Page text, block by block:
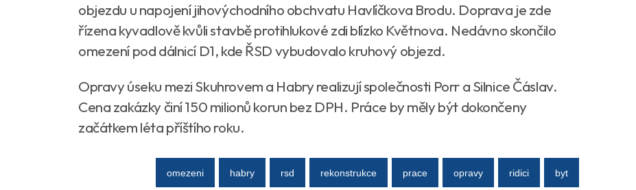
objezdu u napojení jihovýchodního obchvatu Havlíčkova Brodu. Doprava je zde
řízena kyvadlově kvůli stavbě protihlukové zdi blízko Květnova. Nedávno skončilo
omezení pod dálnicí D1, kde ŘSD vybudovalo kruhový objezd.
Opravy úseku mezi Skuhrovem a Habry realizují společnosti Porr a Silnice Čáslav.
Cena zakázky činí 150 milionů korun bez DPH. Práce by měly být dokončeny
začátkem léta příštího roku.
omezeni habry rsd rekonstrukce prace opravy ridici byt